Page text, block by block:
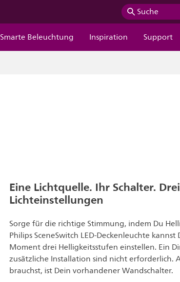
Suche
Smarte Beleuchtung Inspiration Support
Eine Lichtquelle. Ihr Schalter. Drei
Lichteinstellungen
Sorge für die richtige Stimmung, indem Du
Philips SceneSwitch LED-Deckenleuchte
Moment drei Helligkeitsstufen einstellen. Ein
zusätzliche Installation sind nicht erforderlich.
brauchst, ist Dein vorhandener Wandschalter.